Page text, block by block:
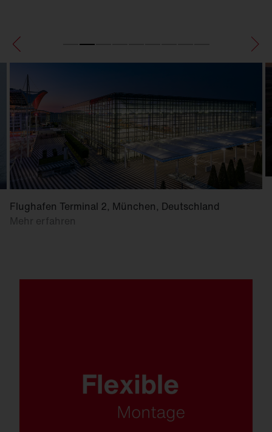
Flughafen Terminal 2, München, Deutschland
Mehr erfahren
oder am Mast. Egal ob geringe oder große
Montagehöhen. FL 21 ist für alles gerüstet.